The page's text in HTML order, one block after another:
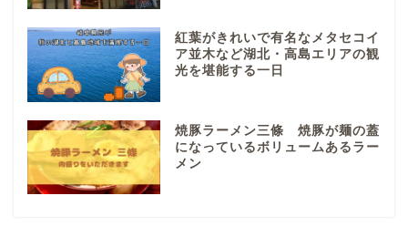
紅葉がきれいで有名なメタセコイ
ア並木など湖北・高島エリアの観
光を堪能する一日
焼豚ラーメン三條 焼豚が麺の蓋
になっているボリュームあるラー
メン
各務原市
山県市